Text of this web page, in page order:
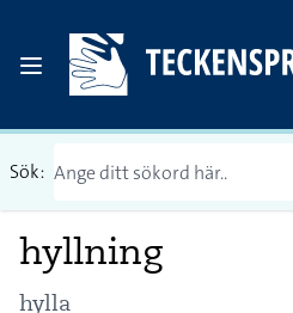
Sök:
hyllning
hylla